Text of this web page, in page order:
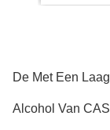
De Met Een
Alcohol Van